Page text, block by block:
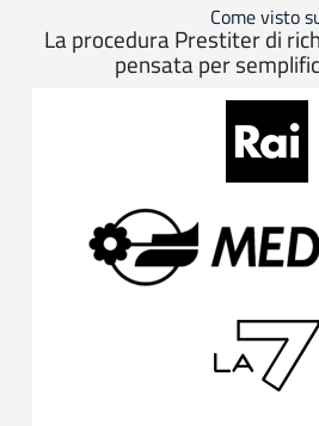
Come visto
La procedura Prestiter di
pensata per